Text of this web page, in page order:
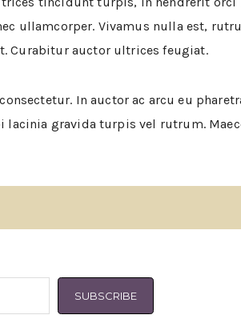
ullamcorper. Vivamus nulla est,
Curabitur auctor ultrices feugiat.
In auctor ac arcu eu
gravida turpis vel rutrum.
SUBSCRIBE